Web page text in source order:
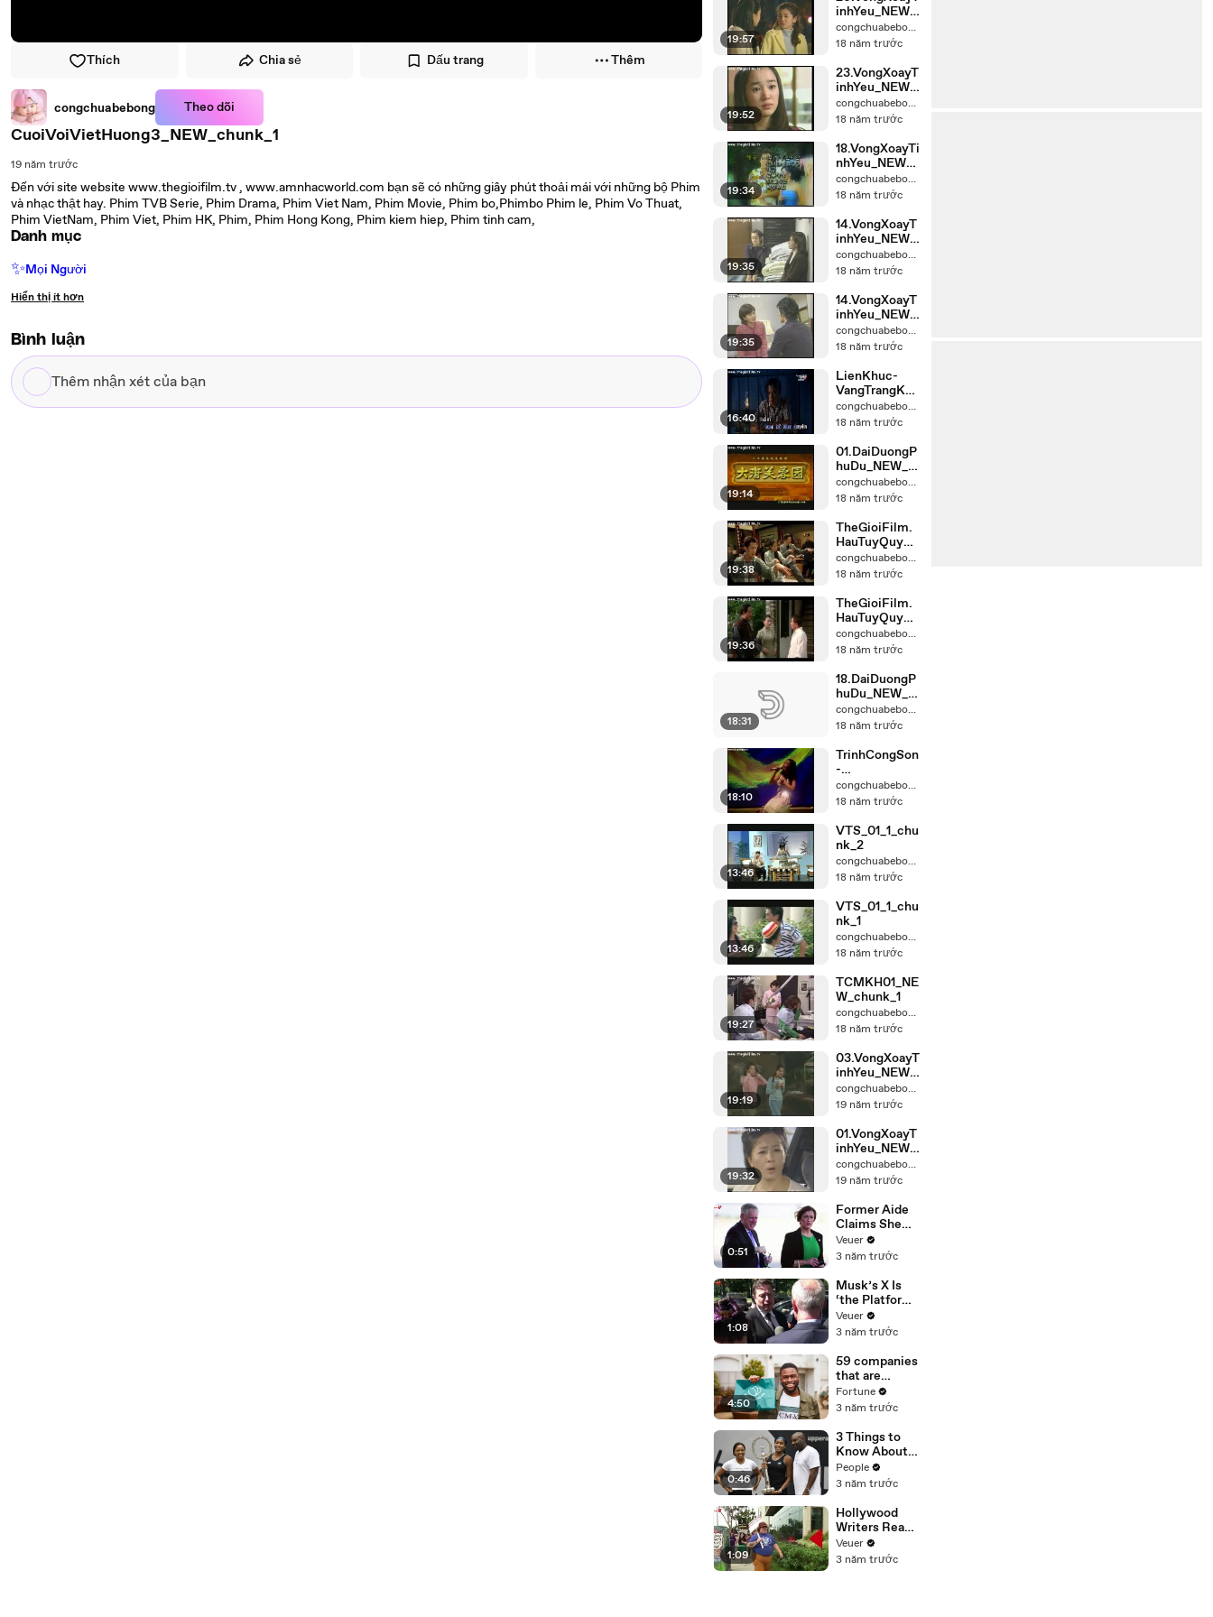
Thích Chia sẻ Dấu trang Thêm
congchuabebong Theo dõi
CuoiVoiVietHuong3_NEW_chunk_1
19 năm trước
Đến với site website www.thegioifilm.tv , www.amnhacworld.com bạn sẽ có những giây phút thoải mái với những bộ Phim
và nhạc thật hay. Phim TVB Serie, Phim Drama, Phim Viet Nam, Phim Movie, Phim bo,Phimbo Phim le, Phim Vo Thuat,
Phim VietNam, Phim Viet, Phim HK, Phim, Phim Hong Kong, Phim kiem hiep, Phim tinh cam,
Danh mục
✨Mọi Người
Hiển thị ít hơn
Bình luận
Thêm
nhận
19:57
inhYeu_NEW_
chunk_2
congchuabebong
18 năm trước
19:52
23.VongXoayT
inhYeu_NEW_
chunk_2
congchuabebong
18 năm trước
19:34
18.VongXoayTi
nhYeu_NEW_c
hunk_1
congchuabebong
18 năm trước
19:35
14.VongXoayT
inhYeu_NEW_
chunk_2
congchuabebong
18 năm trước
19:35
14.VongXoayT
inhYeu_NEW_
chunk_1
congchuabebong
18 năm trước
16:40
LienKhuc-
VangTrangKho
c-
Karaoke_chun
congchuabebong
18 năm trước
19:14
01.DaiDuongP
huDu_NEW_c
hunk_1
congchuabebong
18 năm trước
19:38
TheGioiFilm.
HauTuyQuyen
_NEW_chunk_
5
congchuabebong
18 năm trước
19:36
TheGioiFilm.
HauTuyQuyen
_NEW_chunk_
4
congchuabebong
18 năm trước
18:31
18.DaiDuongP
huDu_NEW_c
hunk_3
congchuabebong
18 năm trước
18:10
TrinhCongSon
-
RoiLeRuNguo
i-_chunk_1
congchuabebong
18 năm trước
13:46
VTS_01_1_chu
nk_2
congchuabebong
18 năm trước
13:46
VTS_01_1_chu
nk_1
congchuabebong
18 năm trước
19:27
TCMKH01_NE
W_chunk_1
congchuabebong
18 năm trước
19:19
03.VongXoayT
inhYeu_NEW_
chunk_1
congchuabebong
19 năm trước
19:32
01.VongXoayT
inhYeu_NEW_
chunk_1
congchuabebong
19 năm trước
0:51
Former Aide
Claims She
Was Asked to
Make a ‘Hit
Trump
Veuer
3 năm trước
1:08
Musk’s X Is
‘the Platform
With the
Largest Ratio
Misinformatio
n or
Disinformatio
n’ Amongst
All Social
Media
Platforms
Veuer
3 năm trước
4:50
59 companies
that are
changing the
world: From
Chobani
Fortune
3 năm trước
0:46
3 Things to
Know About
Coco Gauff's
Parents
People
3 năm trước
1:09
Hollywood
Writers Reach
‘Tentative
Agreement’
Veuer
3 năm trước